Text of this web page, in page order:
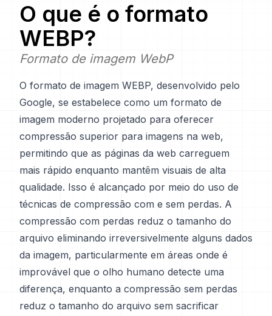
O que é o formato
WEBP?
Formato de imagem WebP
O formato de imagem WEBP, desenvolvido pelo
Google, se estabelece como um formato de
imagem moderno projetado para oferecer
compressão superior para imagens na web,
permitindo que as páginas da web carreguem
mais rápido enquanto mantêm visuais de alta
qualidade. Isso é alcançado por meio do uso de
técnicas de compressão com e sem perdas. A
compressão com perdas reduz o tamanho do
arquivo eliminando irreversivelmente alguns dados
da imagem, particularmente em áreas onde é
improvável que o olho humano detecte uma
diferença, enquanto a compressão sem perdas
reduz o tamanho do arquivo sem sacrificar